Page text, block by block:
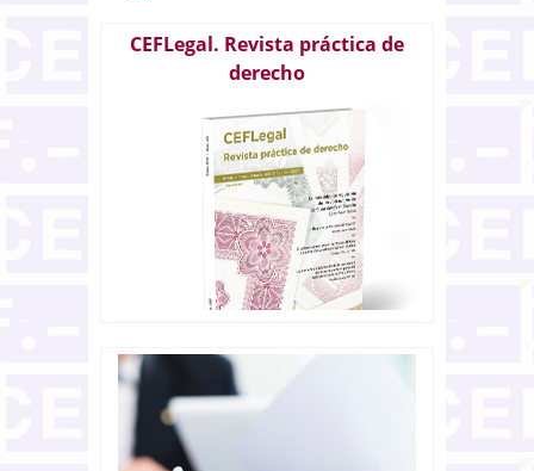
CEFLegal. Revista práctica de
derecho